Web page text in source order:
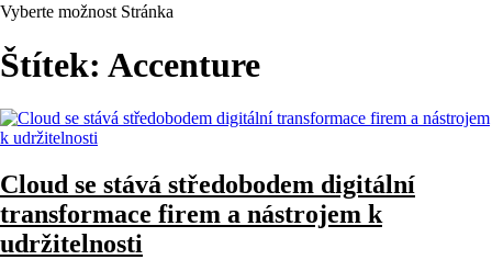
Vyberte možnost Stránka
Štítek: Accenture
Cloud se stává středobodem digitální
transformace firem a nástrojem k
udržitelnosti